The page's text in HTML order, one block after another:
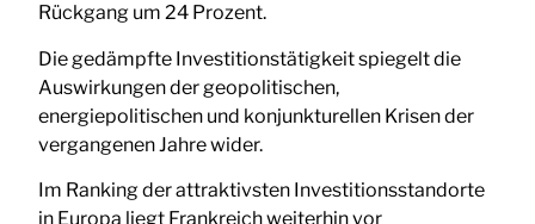
Rückgang um 24 Prozent.
Die gedämpfte Investitionstätigkeit spiegelt die
Auswirkungen der geopolitischen,
energiepolitischen und konjunkturellen Krisen der
vergangenen Jahre wider.
Im Ranking der attraktivsten Investitionsstandorte
in Europa liegt Frankreich weiterhin vor